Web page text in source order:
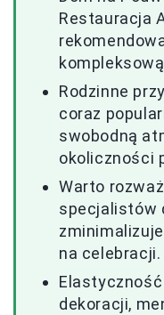
Restauracja
Rodzinne
coraz
swobodną
okoliczności
Warto
specjalistów
na celebracji.
dekoracji,